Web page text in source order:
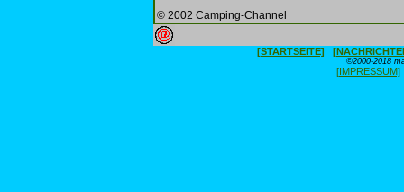
© 2002 Camping-Channel
[STARTSEITE]
©2000-2018
[IMPRESSUM]